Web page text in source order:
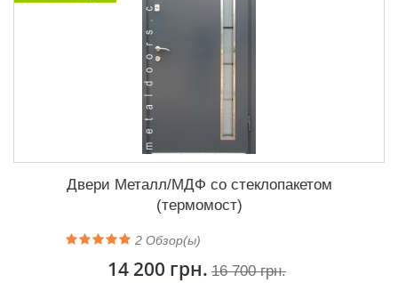
Двери Металл/МДФ со стеклопакетом
(термомост)
2 Обзор(ы)
14 200 грн. 16 700 грн.